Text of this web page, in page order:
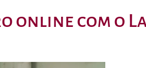
online com o